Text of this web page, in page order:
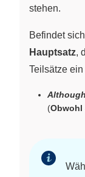
stehen.
Befindet
Hauptsatz,
Teilsätze ein
Although
(Obwohl